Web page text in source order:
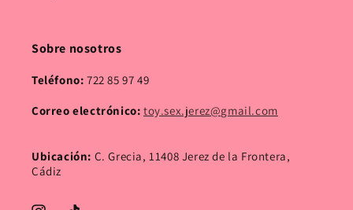
Sobre nosotros
Teléfono: 722 85 97 49
Correo electrónico: toy.sex.jerez@gmail.com
Ubicación: C. Grecia, 11408 Jerez de la Frontera,
Cádiz